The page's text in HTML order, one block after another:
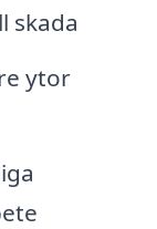
skada
ytor